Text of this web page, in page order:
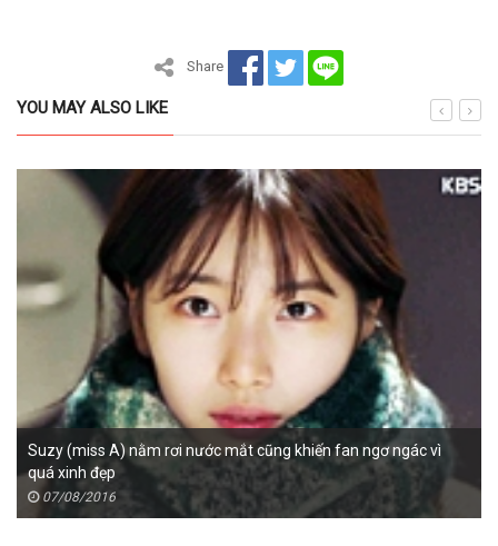
Share
YOU MAY ALSO LIKE
Suzy (miss A) nằm rơi nước mắt cũng khiến fan ngơ ngác vì
quá xinh đẹp
07/08/2016